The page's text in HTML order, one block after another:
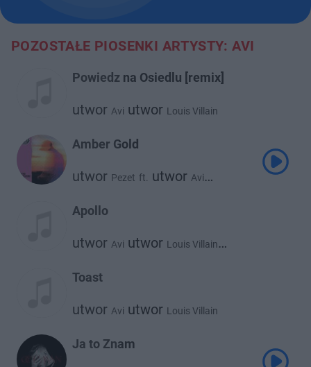
POZOSTAŁE PIOSENKI ARTYSTY: AVI
Powiedz na Osiedlu [remix]
utwor Avi utwor Louis Villain
Amber Gold
utwor Pezet ft. utwor Avi
Apollo
utwor Avi utwor Louis Villain
Toast
utwor Avi utwor Louis Villain
Ja to Znam